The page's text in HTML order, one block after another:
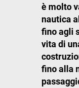
è molto
nautica
fino agli
vita di
fino alla